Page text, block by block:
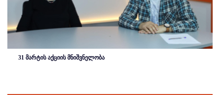
31 მარტის აქციის მნიშვნელობა